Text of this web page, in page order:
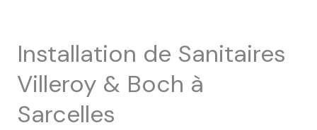
Installation de Sanitaires
Villeroy & Boch à
Sarcelles